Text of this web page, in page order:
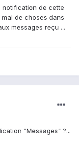
notification de cette
de choses dans
messages reçu ...
"Messages" ?...